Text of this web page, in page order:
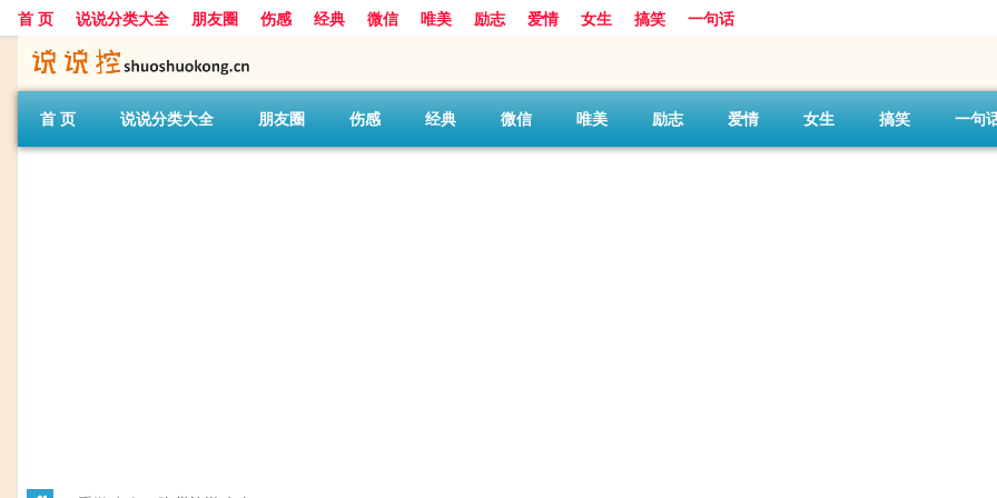
首 页 说说分类大全 朋友圈 伤感 经典 微信 唯美 励志 爱情 女生 搞笑 一句话
首 页 说说分类大全 朋友圈 伤感 经典 微信 唯美 励志 爱情 女生 搞笑 一句